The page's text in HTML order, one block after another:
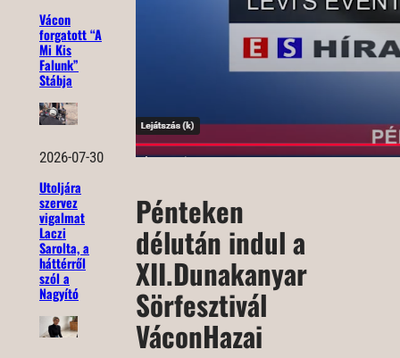
Vácon
forgatott “A
Mi Kis
Falunk”
Stábja
2026-07-30
Utoljára
szervez
vigalmat
Laczi
Sarolta, a
háttérről
szól a
Nagyító
Pénteken
délután indul a
XII.Dunakanyar
Sörfesztivál
VáconHazai